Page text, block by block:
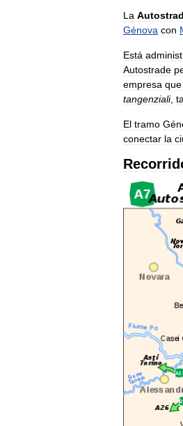
La
Génova con
Está
Autostrade
empresa que
tangenziali,
El tramo
conectar la